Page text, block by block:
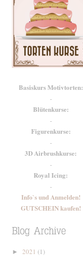
Basiskurs Motivtorten:
-
Blütenkurse:
-
Figurenkurse:
-
3D Airbrushkurse:
-
Royal Icing:
-
Info`s und Anmelden!
GUTSCHEIN kaufen!
► 2021 (1)